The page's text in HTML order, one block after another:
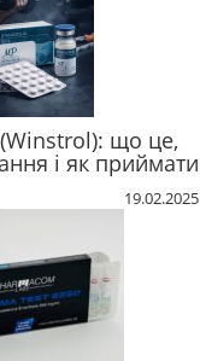
що це,
і як приймати
19.02.2025